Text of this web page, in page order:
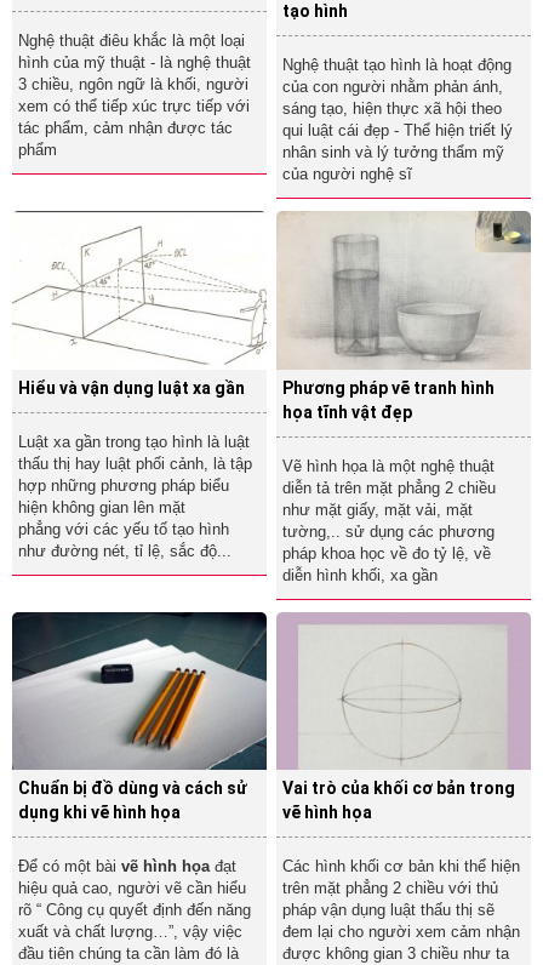
Nghệ thuật điêu khắc là một loại
hình của mỹ thuật - là nghệ thuật
3 chiều, ngôn ngữ là khối, người
xem có thể tiếp xúc trực tiếp với
tác phẩm, cảm nhận được tác
phẩm
tạo hình
Nghệ thuật tạo hình là hoạt động
của con người nhằm phản ánh,
sáng tạo, hiện thực xã hội theo
qui luật cái đẹp - Thể hiện triết lý
nhân sinh và lý tưởng thẩm mỹ
của người nghệ sĩ
Hiểu và vận dụng luật xa gần
Luật xa gần trong tạo hình là luật
thấu thị hay luật phối cảnh, là tập
hợp những phương pháp biểu
hiện không gian lên mặt
phẳng với các yếu tố tạo hình
như đường nét, tỉ lệ, sắc độ...
Phương pháp vẽ tranh hình
họa tĩnh vật đẹp
Vẽ hình họa là một nghệ thuật
diễn tả trên mặt phẳng 2 chiều
như mặt giấy, mặt vải, mặt
tường,.. sử dụng các phương
pháp khoa học về đo tỷ lệ, về
diễn hình khối, xa gần
Chuẩn bị đồ dùng và cách sử
dụng khi vẽ hình họa
Để có một bài vẽ hình họađạt
hiệu quả cao, người vẽ cần hiểu
rõ “ Công cụ quyết định đến năng
xuất và chất lượng…”, vậy việc
đầu tiên chúng ta cần làm đó là
Vai trò của khối cơ bản trong
vẽ hình họa
Các hình khối cơ bản khi thể hiện
trên mặt phẳng 2 chiều với thủ
pháp vận dụng luật thấu thị sẽ
đem lại cho người xem cảm nhận
được không gian 3 chiều như ta